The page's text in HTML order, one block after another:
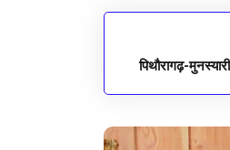
पिथौरागढ़-